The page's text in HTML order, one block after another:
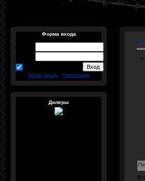
Форма входа
Логин:
Пароль:
Забыл пароль Регистрация
Дилеры